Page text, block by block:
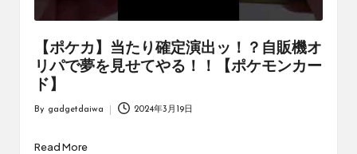
【ポケカ】当たり確定演出ッ！？自販機オ
リパで夢を見せてやる！！【ポケモンカー
ド】
By gadgetdaiwa 2024年3月19日
Read More